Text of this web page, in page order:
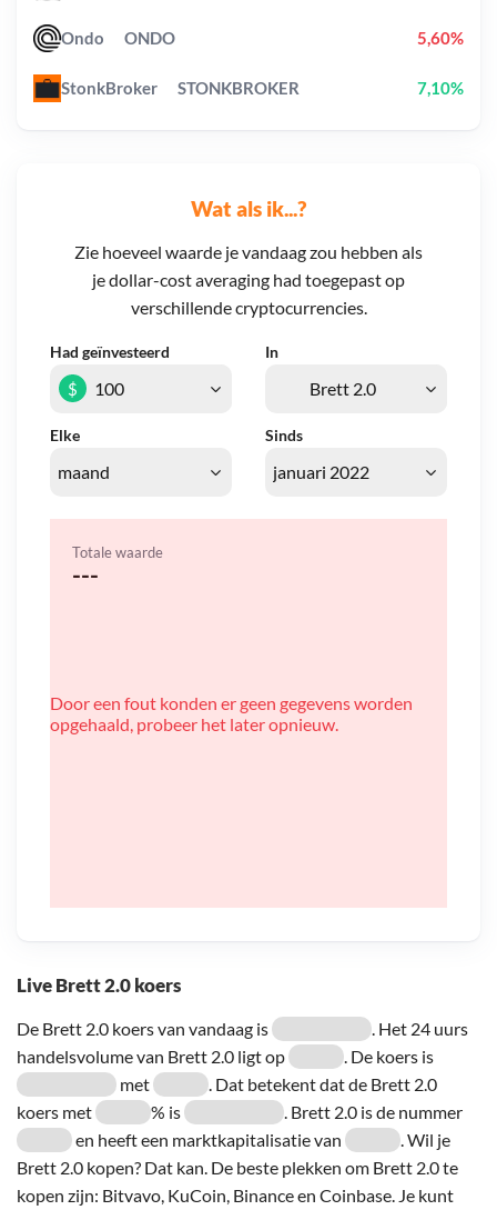
Live Brett 2.0 koers
De Brett 2.0 koers van vandaag is
. Het 24 uurs
handelsvolume van Brett 2.0 ligt op
. De koers is
met
. Dat betekent dat de Brett 2.0
koers met
% is
. Brett 2.0 is de nummer
en heeft een marktkapitalisatie van
. Wil je
Brett 2.0 kopen? Dat kan. De beste plekken om Brett 2.0 te
kopen zijn: Bitvavo, KuCoin, Binance en Coinbase. Je kunt
Wat als ik...?
Zie hoeveel waarde je vandaag zou hebben als
je dollar-cost averaging had toegepast op
verschillende cryptocurrencies.
Had geïnvesteerd In
Elke Sinds
$
Totale waarde
---
Door een fout konden er geen gegevens worden
opgehaald, probeer het later opnieuw.
Ondo ONDO 5,60%
StonkBroker STONKBROKER 7,10%